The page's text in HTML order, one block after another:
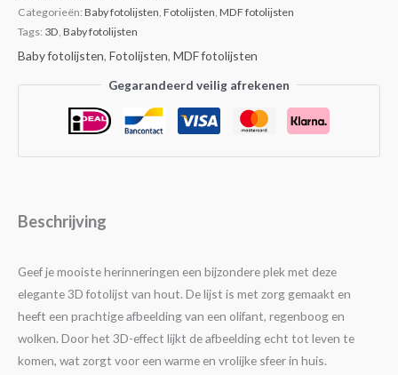
Categorieën: Baby fotolijsten Fotolijsten MDF fotolijsten
Tags: 3D Baby fotolijsten
Baby fotolijsten, Fotolijsten, MDF fotolijsten
Gegarandeerd veilig afrekenen
Beschrijving
Geef je mooiste herinneringen een bijzondere plek met deze
elegante 3D fotolijst van hout. De lijst is met zorg gemaakt en
heeft een prachtige afbeelding van een olifant, regenboog en
wolken. Door het 3D-effect lijkt de afbeelding echt tot leven te
komen, wat zorgt voor een warme en vrolijke sfeer in huis.